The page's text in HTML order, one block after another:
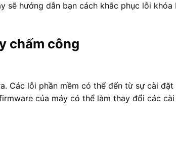
sẽ hướng dẫn bạn cách khắc phục lỗi khóa
chấm công
Các lỗi phần mềm có thể đến từ sự cài đặt
của máy có thể làm thay đổi các